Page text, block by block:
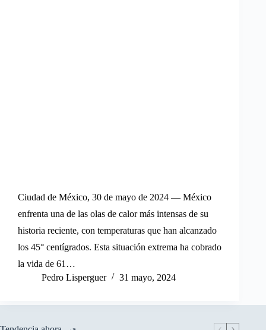
Ciudad de México, 30 de mayo de 2024 — México
enfrenta una de las olas de calor más intensas de su
historia reciente, con temperaturas que han alcanzado
los 45° centígrados. Esta situación extrema ha cobrado
la vida de 61…
Pedro Lisperguer
31 mayo, 2024